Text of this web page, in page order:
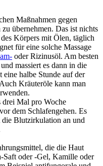
Maßnahmen gegen
übernehmen. Das ist nichts
des Körpers mit Ölen, täglich
für eine solche Massage
oder Rizinusöl. Am besten
massiert es dann in die
eine halbe Stunde auf der
Kräuteröle kann man
drei Mal pro Woche
dem Schlafengehen. Es
Blutzirkulation an und
die die Haut
Saft oder -Gel, Kamille oder